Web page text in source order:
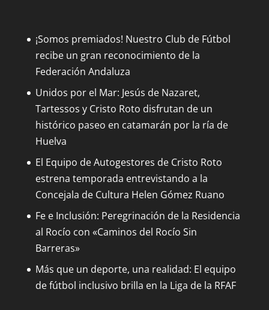
¡Somos premiados! Nuestro Club de Fútbol
recibe un gran reconocimiento de la
Federación Andaluza
Unidos por el Mar: Jesús de Nazaret,
Tartessos y Cristo Roto disfrutan de un
histórico paseo en catamarán por la ría de
Huelva
El Equipo de Autogestores de Cristo Roto
estrena temporada entrevistando a la
Concejala de Cultura Helen Gómez Ruano
Fe e Inclusión: Peregrinación de la Residencia
al Rocío con «Caminos del Rocío Sin
Barreras»
Más que un deporte, una realidad: El equipo
de fútbol inclusivo brilla en la Liga de la RFAF